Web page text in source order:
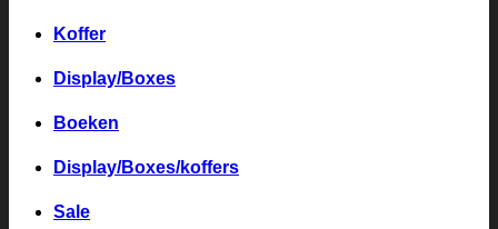
Koffer
Display/Boxes
Boeken
Display/Boxes/koffers
Sale